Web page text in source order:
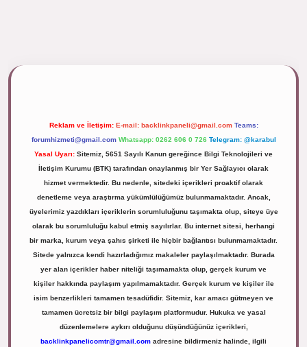
Reklam ve İletişim: E-mail: backlinkpaneli@gmail.com Teams:
forumhizmeti@gmail.com Whatsapp: 0262 606 0 726 Telegram: @karabul
Yasal Uyarı: Sitemiz, 5651 Sayılı Kanun gereğince Bilgi Teknolojileri ve
İletişim Kurumu (BTK) tarafından onaylanmış bir Yer Sağlayıcı olarak
hizmet vermektedir. Bu nedenle, sitedeki içerikleri proaktif olarak
denetleme veya araştırma yükümlülüğümüz bulunmamaktadır. Ancak,
üyelerimiz yazdıkları içeriklerin sorumluluğunu taşımakta olup, siteye üye
olarak bu sorumluluğu kabul etmiş sayılırlar. Bu internet sitesi, herhangi
bir marka, kurum veya şahıs şirketi ile hiçbir bağlantısı bulunmamaktadır.
Sitede yalnızca kendi hazırladığımız makaleler paylaşılmaktadır. Burada
yer alan içerikler haber niteliği taşımamakta olup, gerçek kurum ve
kişiler hakkında paylaşım yapılmamaktadır. Gerçek kurum ve kişiler ile
isim benzerlikleri tamamen tesadüfidir. Sitemiz, kar amacı gütmeyen ve
tamamen ücretsiz bir bilgi paylaşım platformudur. Hukuka ve yasal
düzenlemelere aykırı olduğunu düşündüğünüz içerikleri,
backlinkpanelicomtr@gmail.com adresine bildirmeniz halinde, ilgili